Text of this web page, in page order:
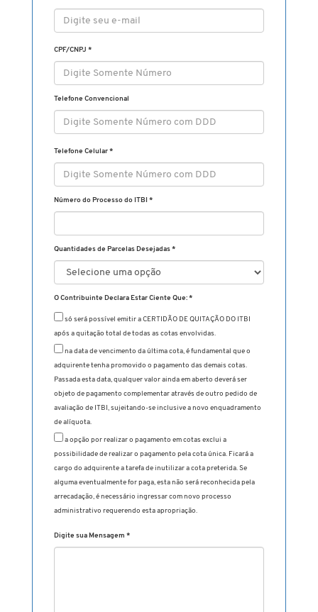
CPF/CNPJ *
Telefone Convencional
Telefone Celular*
Número do Processo do ITBI *
Quantidades de Parcelas Desejadas *
O Contribuinte Declara Estar Ciente Que: *
só será possível emitir a CERTIDÃO DE QUITAÇÃO DO ITBI
após a quitação total de todas as cotas envolvidas.
na data de vencimento da última cota, é fundamental que o
adquirente tenha promovido o pagamento das demais cotas.
Passada esta data, qualquer valor ainda em aberto deverá ser
objeto de pagamento complementar através de outro pedido de
avaliação de ITBI, sujeitando-se inclusive a novo enquadramento
de alíquota.
a opção por realizar o pagamento em cotas exclui a
possibilidade de realizar o pagamento pela cota única. Ficará a
cargo do adquirente a tarefa de inutilizar a cota preterida. Se
alguma eventualmente for paga, esta não será reconhecida pela
arrecadação, é necessário ingressar com novo processo
administrativo requerendo esta apropriação.
Digite sua Mensagem *